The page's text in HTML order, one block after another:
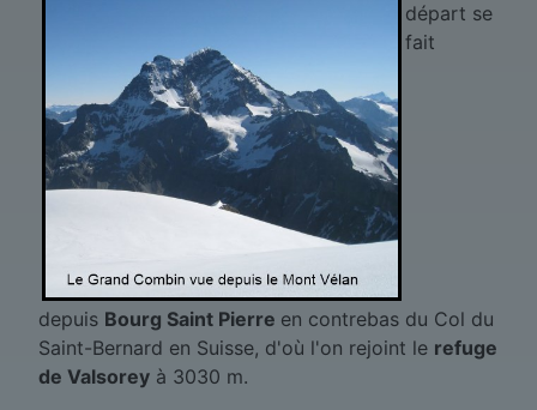
départ se
fait
depuis Bourg Saint Pierre en contrebas du Col du
Saint-Bernard en Suisse, d'où l'on rejoint le refuge
de Valsorey à 3030 m.